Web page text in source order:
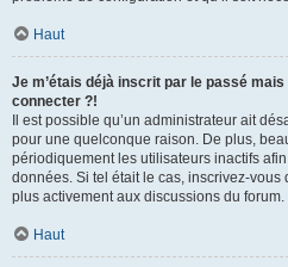
Haut
Je m’étais déjà inscrit par le passé
connecter ?!
Il est possible qu’un administrateur ait
pour une quelconque raison. De plus,
périodiquement les utilisateurs inactifs
données. Si tel était le cas, inscrivez-
plus activement aux discussions du forum.
Haut